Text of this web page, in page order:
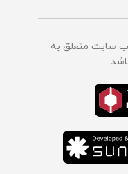
سایت متعلق به